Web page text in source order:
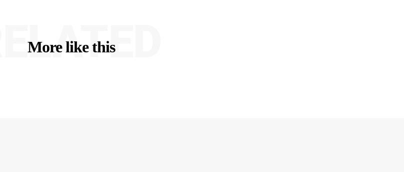
More like this
RELATED